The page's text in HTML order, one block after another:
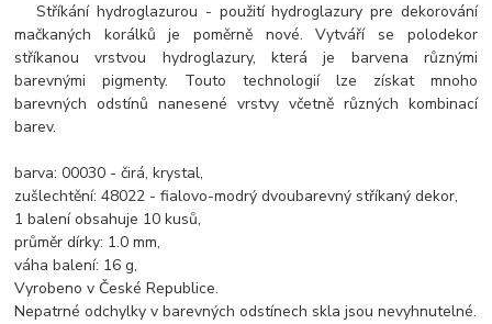
Stříkání hydroglazurou - použití hydroglazury pre dekorování
mačkaných korálků je poměrně nové. Vytváří se polodekor
stříkanou vrstvou hydroglazury, která je barvena různými
barevnými pigmenty. Touto technologií lze získat mnoho
barevných odstínů nanesené vrstvy včetně různých kombinací
barev.
barva: 00030 - čirá, krystal,
zušlechtění: 48022 - fialovo-modrý dvoubarevný stříkaný dekor,
1 balení obsahuje 10 kusů,
průměr dírky: 1.0 mm,
váha balení: 16 g,
Vyrobeno v České Republice.
Nepatrné odchylky v barevných odstínech skla jsou nevyhnutelné.